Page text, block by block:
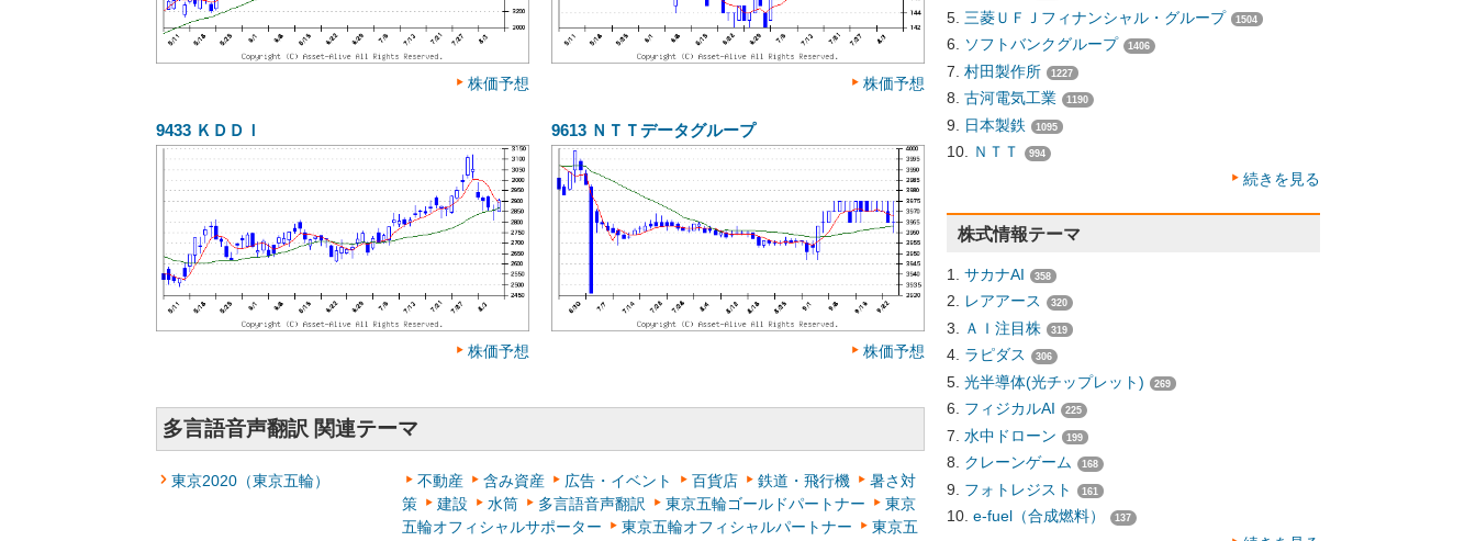
株価予想 株価予想
9433 ＫＤＤＩ
株価予想
9613 ＮＴＴデータグループ
株価予想
多言語音声翻訳 関連テーマ
東京2020（東京五輪） 不動産 含み資産 広告・イベント 百貨店 鉄道・飛行機
暑さ対
策
建設 水筒 多言語音声翻訳 東京五輪ゴールドパートナー
東京
五輪オフィシャルサポーター
東京五輪オフィシャルパートナー
東京五
三菱ＵＦＪフィナンシャル・グループ 1504
ソフトバンクグループ 1406
村田製作所 1227
古河電気工業 1190
日本製鉄 1095
ＮＴＴ 994
続きを見る
株式情報テーマ
サカナAI 358
レアアース 320
ＡＩ注目株 319
ラピダス 306
光半導体(光チップレット) 269
フィジカルAI 225
水中ドローン 199
クレーンゲーム 168
フォトレジスト 161
e-fuel（合成燃料） 137